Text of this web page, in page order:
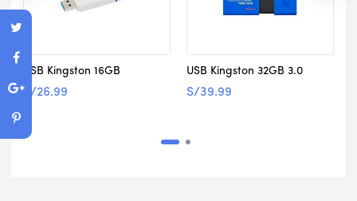
USB Kingston 16GB
S/26.99
USB Kingston 32GB 3.0
S/39.99